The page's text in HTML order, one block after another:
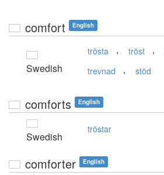
comfort English
Swedish
trösta , tröst ,
trevnad , stöd
comforts English
Swedish
tröstar
comforter English